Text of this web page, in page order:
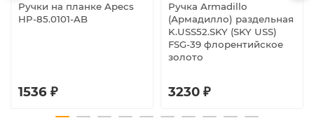
Ручки на планке Apecs
HP-85.0101-AB
1536 ₽
Ручка Armadillo
(Армадилло) раздельная
K.USS52.SKY (SKY USS)
FSG-39 флорентийское
золото
3230 ₽